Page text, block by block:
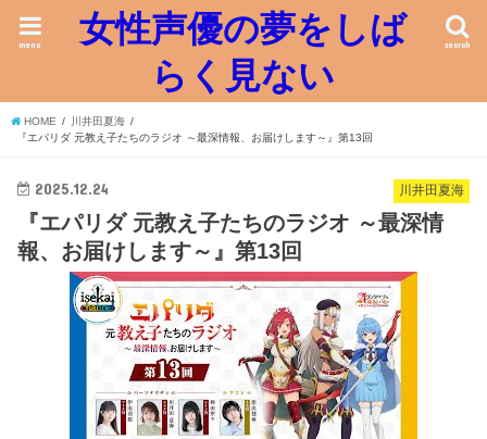
女性声優の夢をしば
らく見ない
search
menu
HOME
川井田夏海
『エパリダ 元教え子たちのラジオ ～最深情報、お届けします～』第13回
川井田夏海
2025.12.24
『エパリダ 元教え子たちのラジオ ～最深情
報、お届けします～』第13回